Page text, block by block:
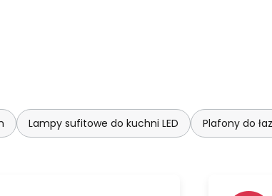
Lampy sufitowe do kuchni LED Plafony do